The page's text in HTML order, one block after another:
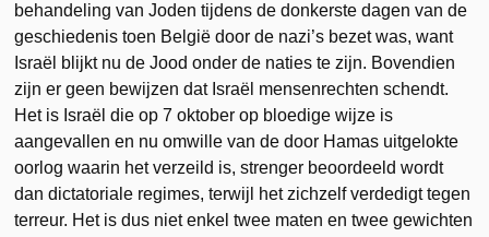
behandeling van Joden tijdens de donkerste dagen van de
geschiedenis toen België door de nazi’s bezet was, want
Israël blijkt nu de Jood onder de naties te zijn. Bovendien
zijn er geen bewijzen dat Israël mensenrechten schendt.
Het is Israël die op 7 oktober op bloedige wijze is
aangevallen en nu omwille van de door Hamas uitgelokte
oorlog waarin het verzeild is, strenger beoordeeld wordt
dan dictatoriale regimes, terwijl het zichzelf verdedigt tegen
terreur. Het is dus niet enkel twee maten en twee gewichten